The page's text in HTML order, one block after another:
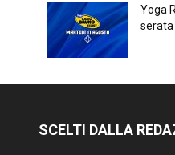
Yoga
serata
SCELTI DALLA